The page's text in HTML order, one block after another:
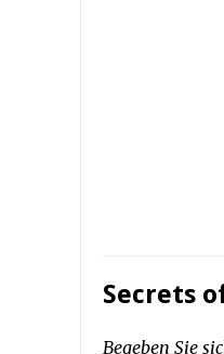
Secrets
Begeben Sie